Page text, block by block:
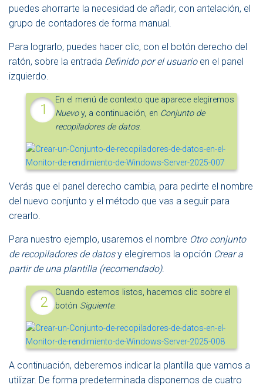
puedes ahorrarte la necesidad de añadir, con antelación, el
grupo de contadores de forma manual.
Para lograrlo, puedes hacer clic, con el botón derecho del
ratón, sobre la entrada Definido por el usuarioen el panel
izquierdo.
En el menú de contexto que aparece elegiremos
Nuevoy, a continuación, en Conjunto de
recopiladores de datos.
Verás que el panel derecho cambia, para pedirte el nombre
del nuevo conjunto y el método que vas a seguir para
crearlo.
Para nuestro ejemplo, usaremos el nombre Otro conjunto
de recopiladores de datosy elegiremos la opción Crear a
partir de una plantilla (recomendado).
Cuando estemos listos, hacemos clic sobre el
botón Siguiente.
A continuación, deberemos indicar la plantilla que vamos a
utilizar. De forma predeterminada disponemos de cuatro